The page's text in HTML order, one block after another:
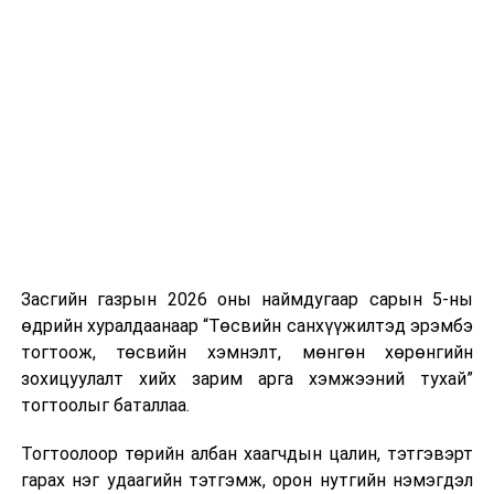
Жич: Зохион байгуулах танхимын багтаамжаас хамаарч
оролцогчийн тоо хязгаартай бөгөөд бүртгэл дуусмагц
нэрсийг Улсын Их Хурлын албан ёсны цахим хуудаст
байршуулна.
Оролцогчийг “Монгол Улсын Төрийн ордны
хамгаалалт, үйлчилгээний журам”-д заасны дагуу
Засгийн газрын 2026 оны наймдугаар сарын 5-ны
өдрийн хуралдаанаар “Төсвийн санхүүжилтэд эрэмбэ
тогтоож, төсвийн хэмнэлт, мөнгөн хөрөнгийн
зохицуулалт хийх зарим арга хэмжээний тухай”
тогтоолыг баталлаа.
Тогтоолоор төрийн албан хаагчдын цалин, тэтгэвэрт
гарах нэг удаагийн тэтгэмж, орон нутгийн нэмэгдэл